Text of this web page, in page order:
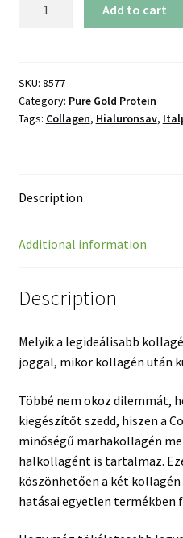
kollagén
italpor
hialuronsavval
Add to cart
SKU: 8577
Category: Pure Gold Protein
Tags: Collagen, Hialuronsav,
Description
Additional information
Description
Melyik a legideálisabb
joggal, mikor kollagén után
Többé nem okoz dilemmát,
kiegészítőt szedd, hiszen a
minőségű marhakollagén
halkollagént is tartalmaz.
köszönhetően a két
hatásai egyetlen termékben